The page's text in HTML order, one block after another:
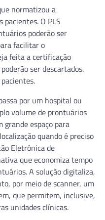
normatizou a
O PLS
poderão ser
facilitar o
feita a certificação
ser descartados.
por um hospital ou
volume de prontuários
grande espaço para
quando é preciso
Eletrônica de
que economiza tempo
A solução digitaliza,
por meio de scanner, um
que permitem, inclusive,
unidades clínicas.